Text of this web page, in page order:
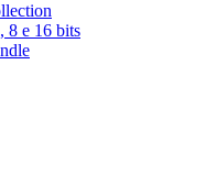
8 e 16 bits